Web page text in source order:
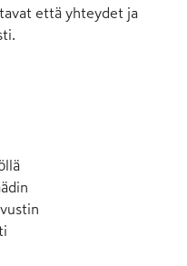
että yhteydet ja